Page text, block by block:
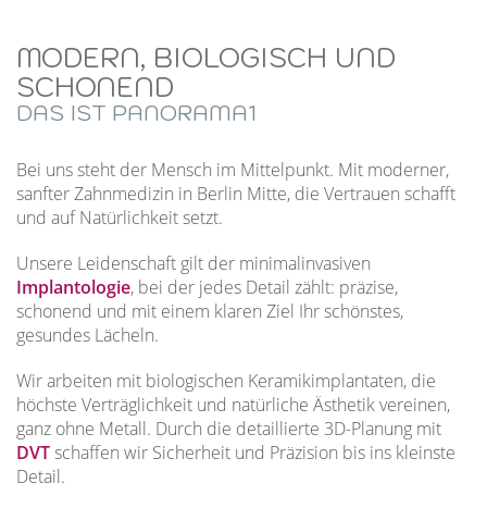
MODERN, BIOLOGISCH UND
SCHONEND
DAS IST PANORAMA1
Bei uns steht der Mensch im Mittelpunkt. Mit moderner,
sanfter Zahnmedizin in Berlin Mitte, die Vertrauen schafft
und auf Natürlichkeit setzt.
Unsere Leidenschaft gilt der minimalinvasiven
Implantologie, bei der jedes Detail zählt: präzise,
schonend und mit einem klaren Ziel Ihr schönstes,
gesundes Lächeln.
Wir arbeiten mit biologischen Keramikimplantaten, die
höchste Verträglichkeit und natürliche Ästhetik vereinen,
ganz ohne Metall. Durch die detaillierte 3D-Planung mit
DVTschaffen wir Sicherheit und Präzision bis ins kleinste
Detail.